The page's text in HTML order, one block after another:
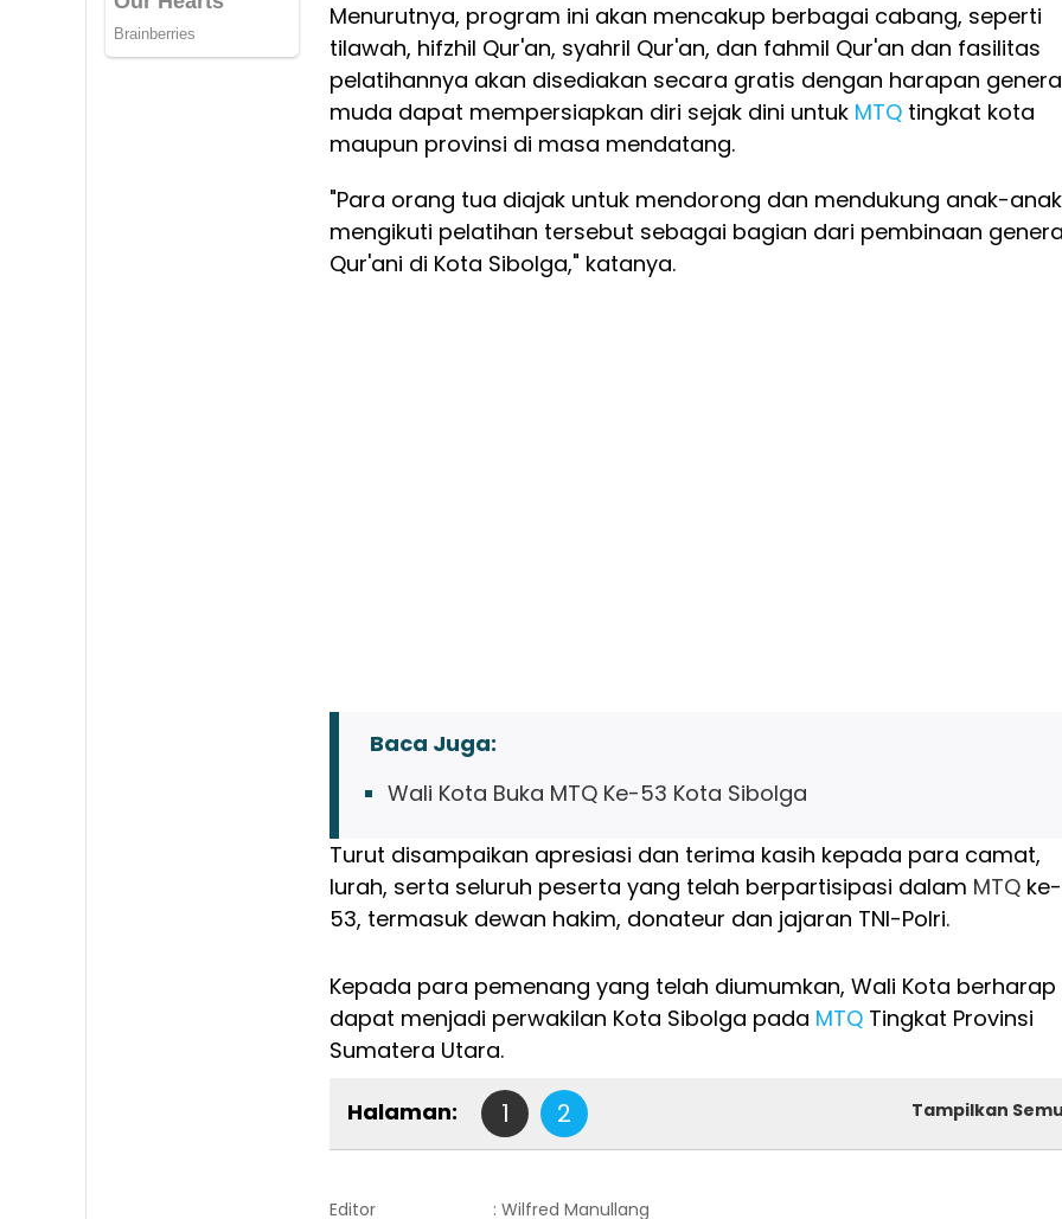
Menurutnya, program ini akan mencakup berbagai cabang, seperti
tilawah, hifzhil Qur'an, syahril Qur'an, dan fahmil Qur'an dan fasilitas
pelatihannya akan disediakan secara gratis dengan harapan
muda dapat mempersiapkan diri sejak dini untuk MTQ tingkat kota
maupun provinsi di masa mendatang.
"Para orang tua diajak untuk mendorong dan mendukung anak-anak
mengikuti pelatihan tersebut sebagai bagian dari pembinaan
Qur'ani di Kota Sibolga," katanya.
Baca Juga:
Wali Kota Buka MTQ Ke-53 Kota Sibolga
Turut disampaikan apresiasi dan terima kasih kepada para camat,
lurah, serta seluruh peserta yang telah berpartisipasi dalam MTQ ke-
53, termasuk dewan hakim, donateur dan jajaran TNI-Polri.
Kepada para pemenang yang telah diumumkan, Wali Kota berharap
dapat menjadi perwakilan Kota Sibolga pada MTQ Tingkat Provinsi
Sumatera Utara.
Halaman: 1 2 Tampilkan
Editor : Wilfred Manullang